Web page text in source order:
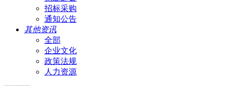
招标采购
通知公告
其他资讯
全部
企业文化
政策法规
人力资源